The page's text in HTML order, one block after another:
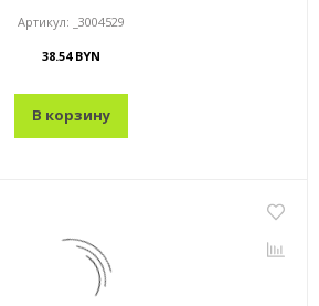
Артикул: _3004529
38.54 BYN
В корзину